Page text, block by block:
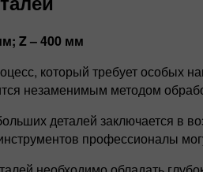
Z – 400 мм
который требует особых
незаменимым методом
деталей заключается в
профессионалы